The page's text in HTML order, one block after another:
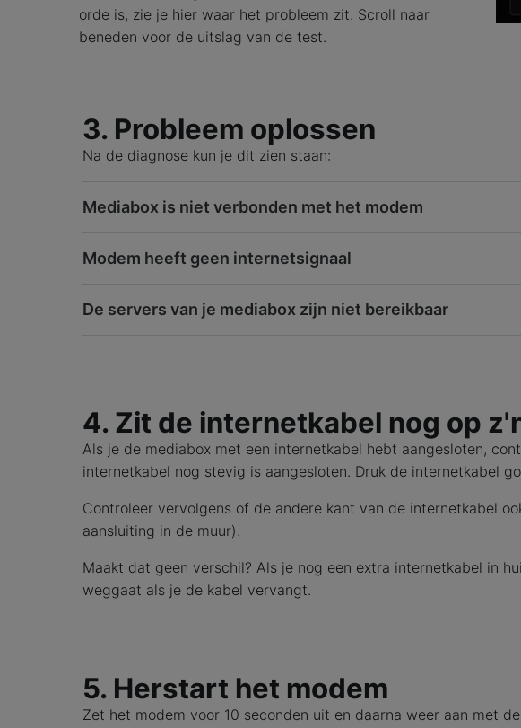
orde is, zie je hier waar het probleem zit. Scroll naar
beneden voor de uitslag van de test.
3. Probleem oplossen
Na de diagnose kun je dit zien staan:
Mediabox is niet verbonden met het modem
Modem heeft geen internetsignaal
De servers van je mediabox zijn niet bereikbaar
4. Zit de internetkabel nog op
Als je de mediabox met een internetkabel hebt aangesloten,
internetkabel nog stevig is aangesloten. Druk de internetkabel
Controleer vervolgens of de andere kant van de internetkabel
aansluiting in de muur).
Maakt dat geen verschil? Als je nog een extra internetkabel in
weggaat als je de kabel vervangt.
5. Herstart het modem
Zet het modem voor 10 seconden uit en daarna weer aan met